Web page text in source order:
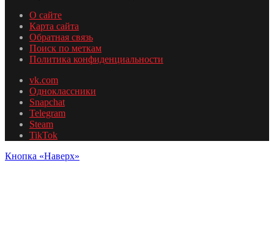
О сайте
Карта сайта
Обратная связь
Поиск по меткам
Политика конфиденциальности
vk.com
Одноклассники
Snapchat
Telegram
Steam
TikTok
Кнопка «Наверх»